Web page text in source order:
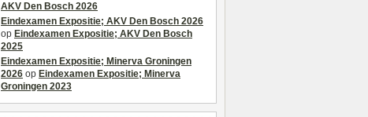
AKV Den Bosch 2026
Eindexamen Expositie; AKV Den Bosch 2026
op Eindexamen Expositie; AKV Den Bosch
2025
Eindexamen Expositie; Minerva Groningen
2026 op Eindexamen Expositie; Minerva
Groningen 2023